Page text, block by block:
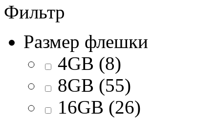
Фильтр
Размер флешки
4GB (8)
8GB (55)
16GB (26)